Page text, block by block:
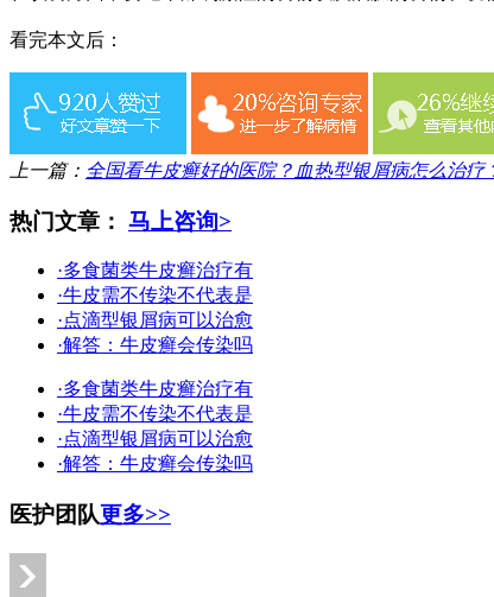
看完本文后：
上一篇： 全国看牛皮癣好的医院？血热型银屑病怎么治疗
热门文章： 马上咨询>
·多食菌类牛皮癣治疗有
·牛皮需不传染不代表是
·点滴型银屑病可以治愈
·解答：牛皮癣会传染吗
·多食菌类牛皮癣治疗有
·牛皮需不传染不代表是
·点滴型银屑病可以治愈
·解答：牛皮癣会传染吗
医护团队更多>>